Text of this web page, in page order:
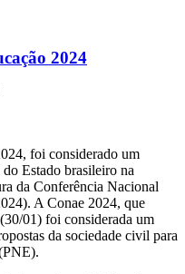
2024
foi considerado um
Estado brasileiro na
da Conferência Nacional
A Conae 2024, que
01) foi considerada um
da sociedade civil para